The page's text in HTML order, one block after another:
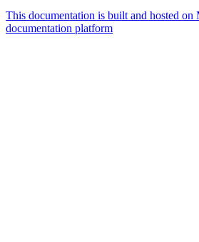
This documentation is built and hosted
documentation platform